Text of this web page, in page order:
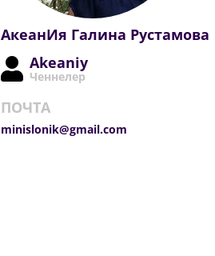
АкеанИя Галина Рустамова
Akeaniy
Ченнелер
ПОЧТА
minislonik@gmail.com